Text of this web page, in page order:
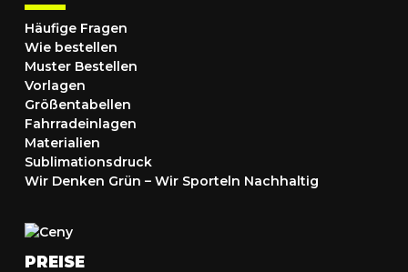
Häufige Fragen
Wie bestellen
Muster Bestellen
Vorlagen
Größentabellen
Fahrradeinlagen
Materialien
Sublimationsdruck
Wir Denken Grün – Wir Sporteln Nachhaltig
PREISE